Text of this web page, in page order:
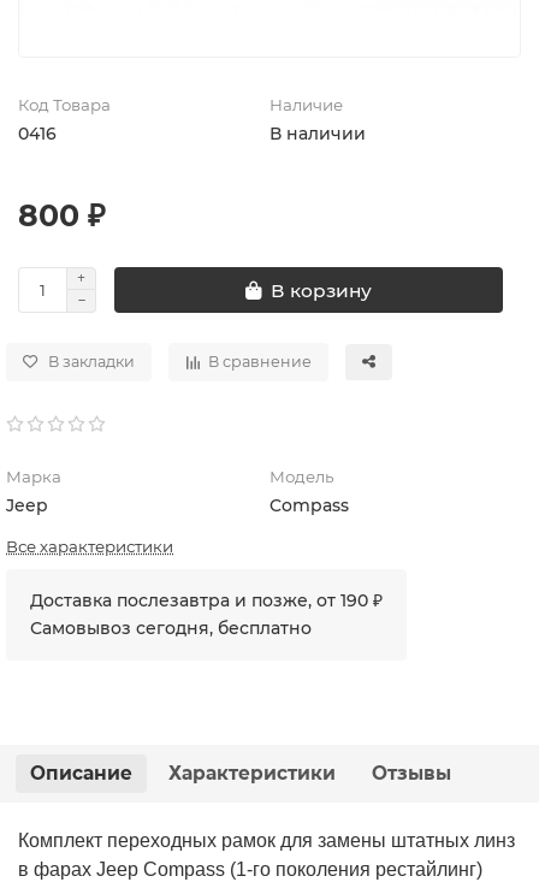
Код Товара
0416
Наличие
В наличии
800 ₽
В корзину
В закладки В сравнение
Марка
Jeep
Модель
Compass
Все характеристики
Доставка послезавтра и позже, от 190 ₽
Самовывоз сегодня, бесплатно
Описание Характеристики Отзывы
Комплект переходных рамок для замены штатных линз
в фарах Jeep Compass (1-го поколения рестайлинг)